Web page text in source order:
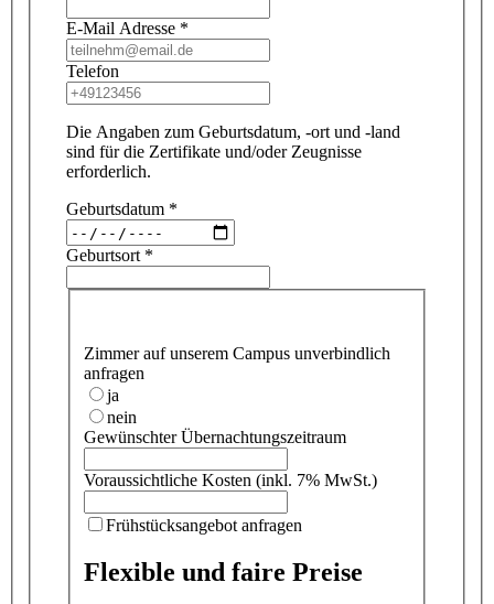
E-Mail Adresse *
Telefon
Die Angaben zum Geburtsdatum, -ort und -land
sind für die Zertifikate und/oder Zeugnisse
erforderlich.
Geburtsdatum *
Geburtsort *
Zimmer auf unserem Campus unverbindlich
anfragen
ja
nein
Gewünschter Übernachtungszeitraum
Voraussichtliche Kosten (inkl. 7% MwSt.)
Frühstücksangebot anfragen
Flexible und faire Preise